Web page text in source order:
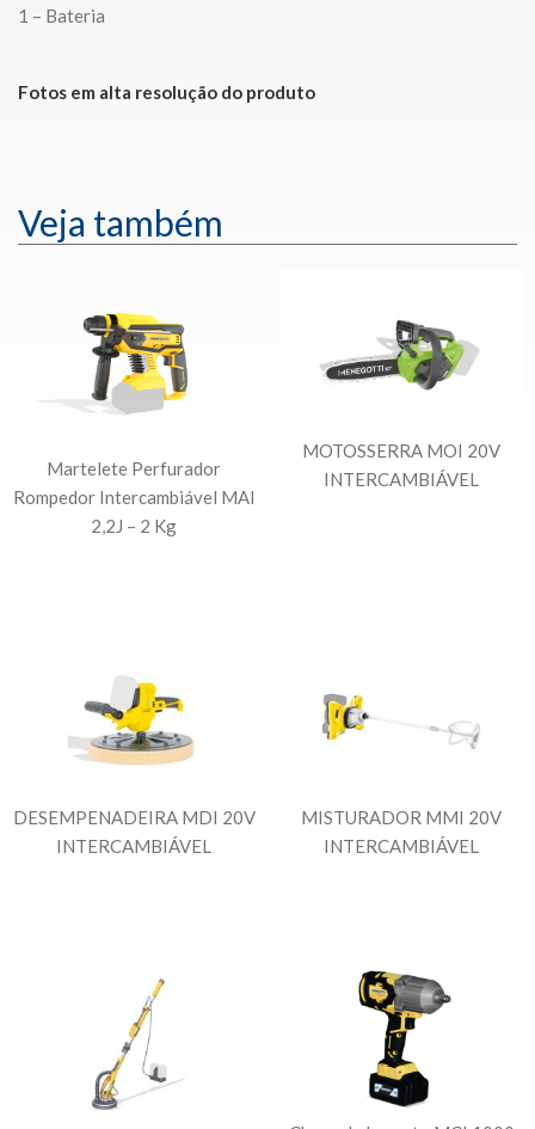
1 – Bateria
Fotos em alta resolução do produto
Veja também
Martelete Perfurador
Rompedor Intercambiável MAI
2,2J – 2 Kg
MOTOSSERRA MOI 20V
INTERCAMBIÁVEL
DESEMPENADEIRA MDI 20V
INTERCAMBIÁVEL
MISTURADOR MMI 20V
INTERCAMBIÁVEL